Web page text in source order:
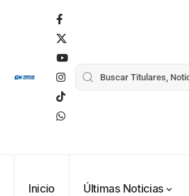
Inicio Últimas Noticias
de Yolombo
contra Petro y